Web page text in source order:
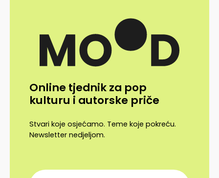
Online tjednik za pop
kulturu i autorske priče
Stvari koje osjećamo. Teme koje pokreću.
Newsletter nedjeljom.